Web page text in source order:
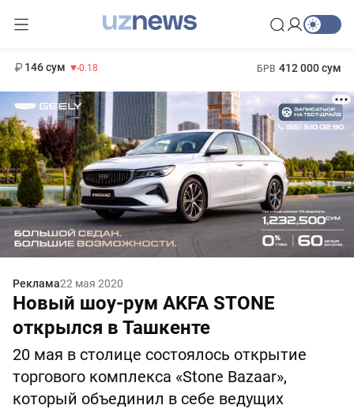
146 сум -0.18 БРВ 412 000 сум
Реклама22 мая 2020
Новый шоу-рум AKFA STONE
открылся в Ташкенте
20 мая в столице состоялось открытие
торгового комплекса «Stone Bazaar»,
который объединил в себе ведущих